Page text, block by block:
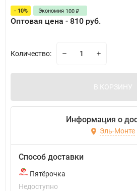
- 10% Экономия 100 ₽
Оптовая цена - 810 руб.
Количество:
В КОРЗИНУ
Информация о
Эль-Монте
Способ доставки
Пятёрочка
Недоступно